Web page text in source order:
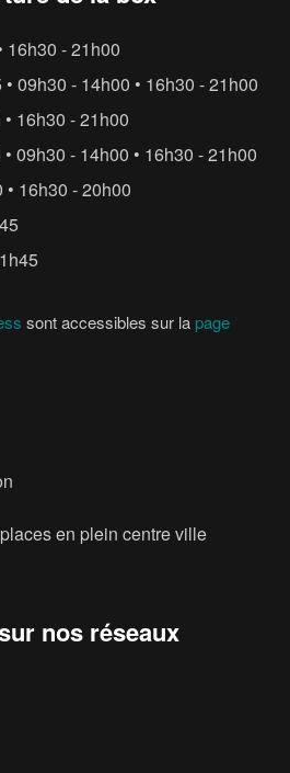
16h30 - 21h00
09h30 - 14h00 • 16h30 - 21h00
16h30 - 21h00
09h30 - 14h00 • 16h30 - 21h00
16h30 - 20h00
sont accessibles sur la page
en plein centre ville
nos réseaux